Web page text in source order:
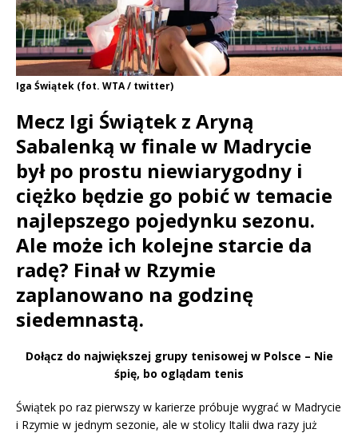
Iga Świątek (fot. WTA / twitter)
Mecz Igi Świątek z Aryną
Sabalenką w finale w Madrycie
był po prostu niewiarygodny i
ciężko będzie go pobić w temacie
najlepszego pojedynku sezonu.
Ale może ich kolejne starcie da
radę? Finał w Rzymie
zaplanowano na godzinę
siedemnastą.
Dołącz do największej grupy tenisowej w Polsce – Nie
śpię, bo oglądam tenis
Świątek po raz pierwszy w karierze próbuje wygrać w Madrycie
i Rzymie w jednym sezonie, ale w stolicy Italii dwa razy już